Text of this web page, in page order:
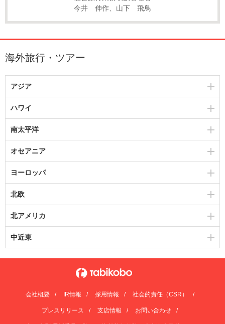
今井 伸作、山下 飛鳥
海外旅行・ツアー
アジア
ハワイ
南太平洋
オセアニア
ヨーロッパ
北欧
北アメリカ
中近東
会社概要 IR情報 採用情報 社会的責任（CSR）
プレスリリース 支店情報 お問い合わせ